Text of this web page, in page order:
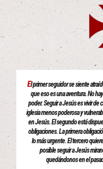
El primer seguidor se siente
que eso es una aventura. No
poder. Seguir a Jesús es vivir de
iglesia menos poderosa y
en Jesús. El segundo está
obligaciones. La primera
lo más urgente. El tercero
posible seguir a Jesús
quedándonos en el